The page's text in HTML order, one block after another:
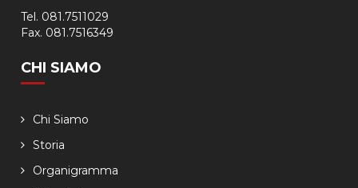
Tel. 081.7511029
Fax. 081.7516349
CHI SIAMO
Chi Siamo
Storia
Organigramma